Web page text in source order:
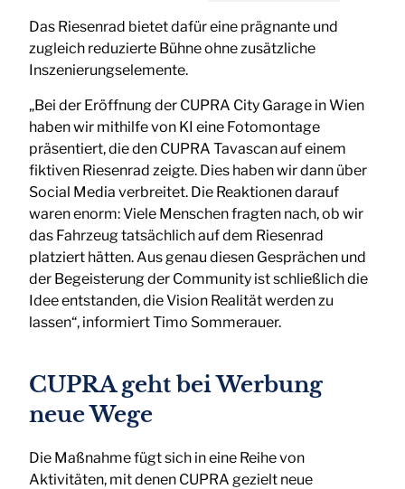
Das Riesenrad bietet dafür eine prägnante und
zugleich reduzierte Bühne ohne zusätzliche
Inszenierungselemente.
„Bei der Eröffnung der CUPRA City Garage in Wien
haben wir mithilfe von KI eine Fotomontage
präsentiert, die den CUPRA Tavascan auf einem
fiktiven Riesenrad zeigte. Dies haben wir dann über
Social Media verbreitet. Die Reaktionen darauf
waren enorm: Viele Menschen fragten nach, ob wir
das Fahrzeug tatsächlich auf dem Riesenrad
platziert hätten. Aus genau diesen Gesprächen und
der Begeisterung der Community ist schließlich die
Idee entstanden, die Vision Realität werden zu
lassen“, informiert Timo Sommerauer.
CUPRA geht bei Werbung
neue Wege
Die Maßnahme fügt sich in eine Reihe von
Aktivitäten, mit denen CUPRA gezielt neue